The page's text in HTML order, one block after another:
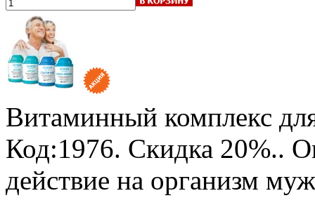
Витаминный комплекс
Код:1976. Скидка 20%..
действие на организм